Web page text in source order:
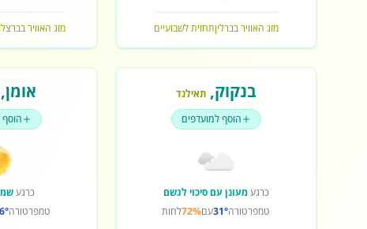
מזג האוויר בברליןתחזית לשבועיים מזג האוויר
בנקוק,תאילנד
הוסף למועדפים
כרגעמעונן עם סיכוי לגשם
טמפרטורה31°עם72%לחות
אומן,
הוסף
כרגע
טמפרטורה